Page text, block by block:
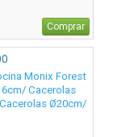
Comprar
Monix Forest
Cacerolas
Ø20cm/